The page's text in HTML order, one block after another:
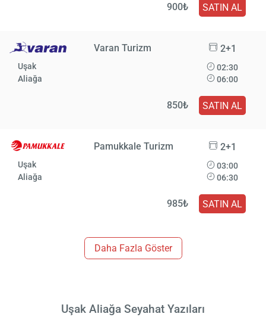
900₺ SATIN AL
Varan Turizm 2+1
Uşak
Aliağa
02:30
06:00
850₺ SATIN AL
Pamukkale Turizm 2+1
Uşak
Aliağa
03:00
06:30
985₺ SATIN AL
Daha Fazla Göster
Uşak Aliağa Seyahat Yazıları